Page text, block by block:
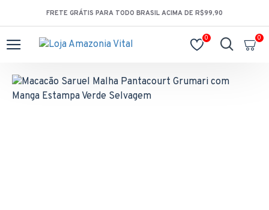
FRETE GRÁTIS PARA TODO BRASIL ACIMA DE R$99,90
0 0